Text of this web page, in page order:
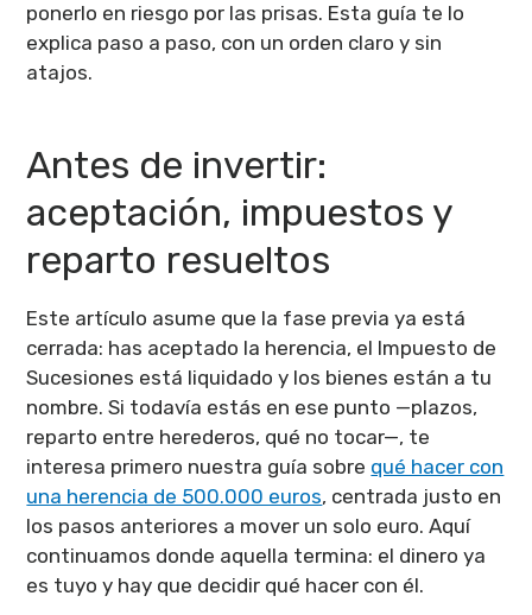
ponerlo en riesgo por las prisas. Esta guía te lo
explica paso a paso, con un orden claro y sin
atajos.
Antes de invertir:
aceptación, impuestos y
reparto resueltos
Este artículo asume que la fase previa ya está
cerrada: has aceptado la herencia, el Impuesto de
Sucesiones está liquidado y los bienes están a tu
nombre. Si todavía estás en ese punto —plazos,
reparto entre herederos, qué no tocar—, te
interesa primero nuestra guía sobre qué hacer con
una herencia de 500.000 euros, centrada justo en
los pasos anteriores a mover un solo euro. Aquí
continuamos donde aquella termina: el dinero ya
es tuyo y hay que decidir qué hacer con él.